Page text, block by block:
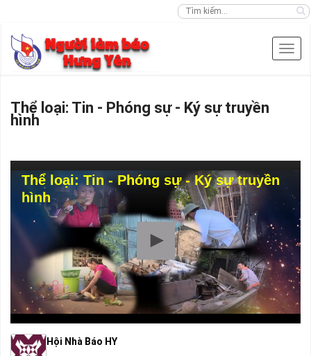
Thể loại: Tin - Phóng sự - Ký sự truyền
hình
Thể loại: Tin - Phóng sự - Ký sự truyền
hình
Hội Nhà Báo HY